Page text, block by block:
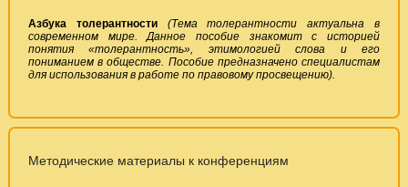
Азбука толерантности
(Тема толерантности актуальна в
современном мире. Данное пособие знакомит с историей
понятия «толерантность», этимологией слова и его
пониманием в обществе. Пособие предназначено специалистам
для использования в работе по правовому просвещению).
Методические материалы к конференциям